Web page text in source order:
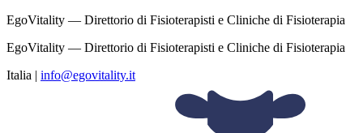
EgoVitality — Direttorio di Fisioterapisti e Cliniche di Fisioterapia
EgoVitality — Direttorio di Fisioterapisti e Cliniche di Fisioterapia
Italia | info@egovitality.it